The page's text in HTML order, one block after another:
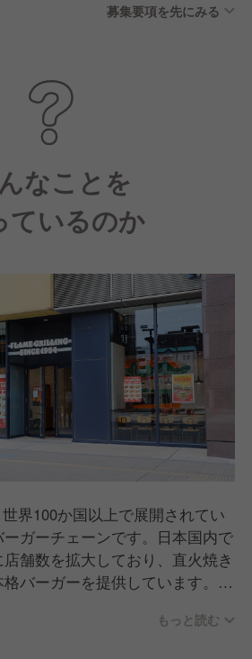
り） ■有給休暇（半年後に10
募集要項を先にみる
なことを
ているのか
界100か国以上で展開されてい
ガーチェーンです。日本国内で
舗数を拡大しており、直火焼き
バーガーを提供しています。イ
様のライフスタイルに合わせたサ
もっと読む